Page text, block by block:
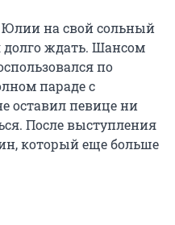
Юлии на свой сольный
долго ждать. Шансом
по
параде с
оставил певице ни
После выступления
который еще больше